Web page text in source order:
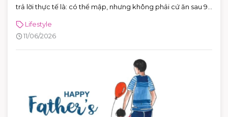
trả lời thực tế là: có thể mập, nhưng không phải cứ ăn sau 9
Lifestyle
11/06/2026